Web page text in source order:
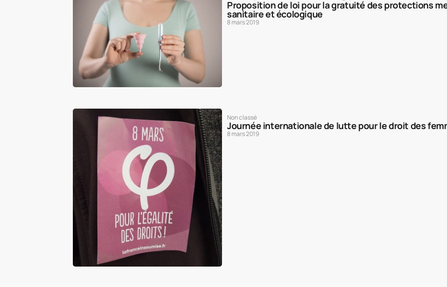
Proposition de loi pour la gratuité des protections
sanitaire et écologique
8 mars 2019
Non classé
Journée internationale de lutte pour le droit des
8 mars 2019